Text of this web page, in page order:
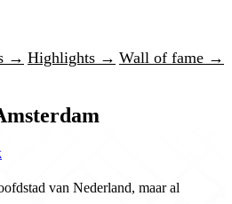
→ Highlights → Wall of fame →
van Nederland, maar al